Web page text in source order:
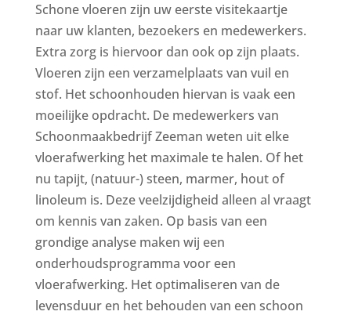
Schone vloeren zijn uw eerste visitekaartje
naar uw klanten, bezoekers en medewerkers.
Extra zorg is hiervoor dan ook op zijn plaats.
Vloeren zijn een verzamelplaats van vuil en
stof. Het schoonhouden hiervan is vaak een
moeilijke opdracht. De medewerkers van
Schoonmaakbedrijf Zeeman weten uit elke
vloerafwerking het maximale te halen. Of het
nu tapijt, (natuur-) steen, marmer, hout of
linoleum is. Deze veelzijdigheid alleen al vraagt
om kennis van zaken. Op basis van een
grondige analyse maken wij een
onderhoudsprogramma voor een
vloerafwerking. Het optimaliseren van de
levensduur en het behouden van een schoon